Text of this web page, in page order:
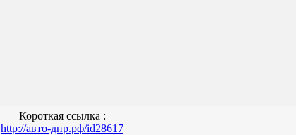
Короткая ссылка :
http://авто-днр.рф/id28617